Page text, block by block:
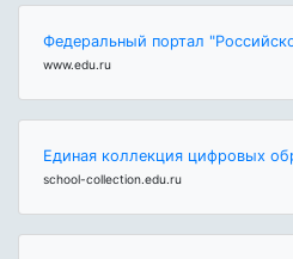
Федеральный портал
www.edu.ru
Единая коллекция цифровых
school-collection.edu.ru